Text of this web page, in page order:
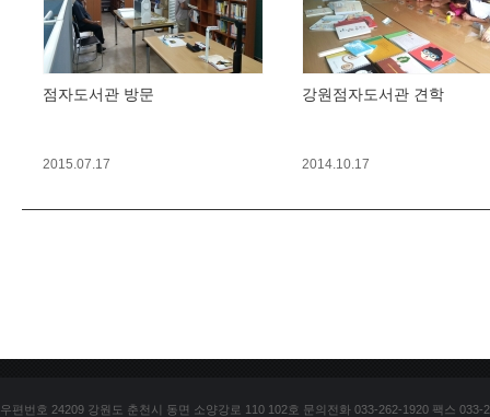
점자도서관 방문
2015.07.17
강원점자도서관 견학
2014.10.17
우편번호 24209 강원도 춘천시 동면 소양강로 110 102호 문의전화 033-262-1920 팩스 033-